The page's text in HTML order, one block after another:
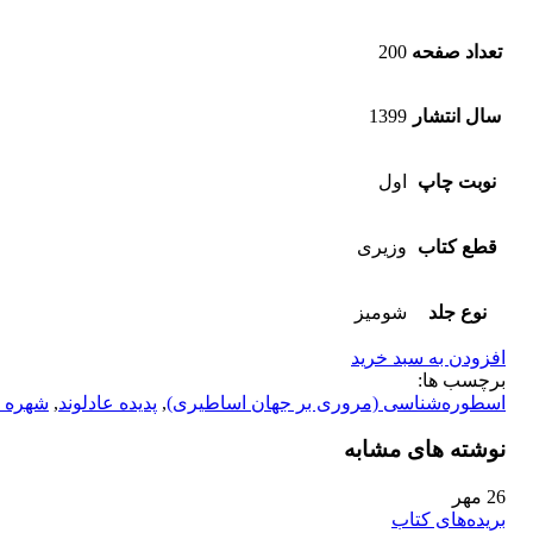
تعداد صفحه 200
سال انتشار 1399
نوبت چاپ اول
قطع کتاب وزیری
نوع جلد شومیز
افزودن به سبد خرید
برچسب ها:
اسطوره‌شناسی (مروری بر جهان اساطیری), پدیده عادلوند, شهره
نوشته های مشابه
26 مهر
بریده‌های کتاب